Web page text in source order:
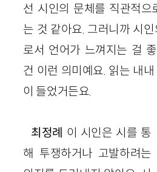
선 시인의 문체를 직관적으
는 것 같아요. 그러니까 시
로서 언어가 느껴지는 걸
건 이런 의미예요. 읽는 내
이 들었거든요.
최정례 이 시인은 시를 통
해 투쟁하거나 고발하려는